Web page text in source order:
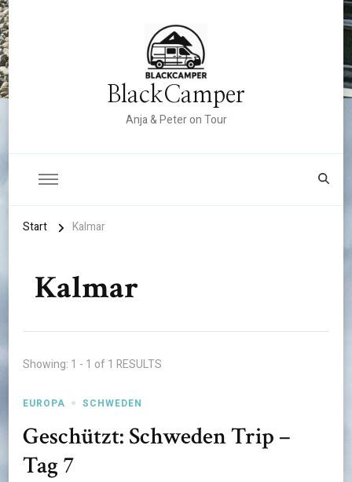
BlackCamper
Anja & Peter on Tour
Start Kalmar
Kalmar
Showing: 1 - 1 of 1 RESULTS
EUROPA SCHWEDEN
Geschützt: Schweden Trip –
Tag 7